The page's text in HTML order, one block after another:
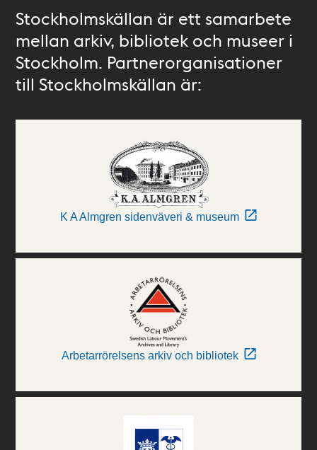
Stockholmskällan är ett samarbete
mellan arkiv, bibliotek och museer i
Stockholm. Partnerorganisationer
till Stockholmskällan är:
K A Almgren sidenväveri & museum
Arbetarrörelsens arkiv och bibliotek